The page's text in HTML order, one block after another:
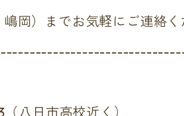
岡）までお気軽にご連絡く
八日市高校近く）